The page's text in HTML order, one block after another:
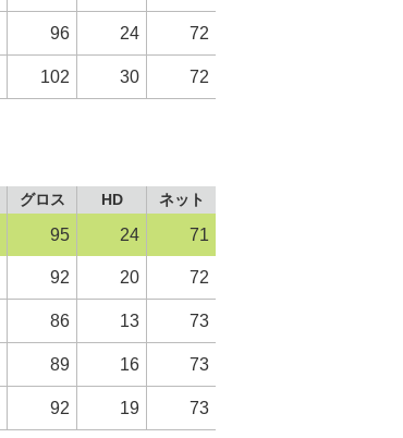
96 24 72
102 30 72
グロス HD
ネット
95 24 71
92 20 72
86 13 73
89 16 73
92 19 73